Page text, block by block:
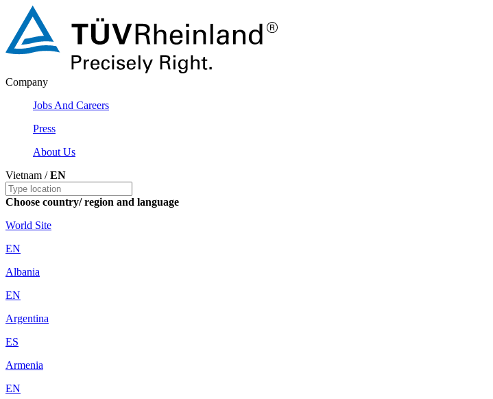
Company
Jobs And Careers
Press
About Us
Vietnam /EN
Choose country/ region and language
World Site
EN
Albania
EN
Argentina
ES
Armenia
EN